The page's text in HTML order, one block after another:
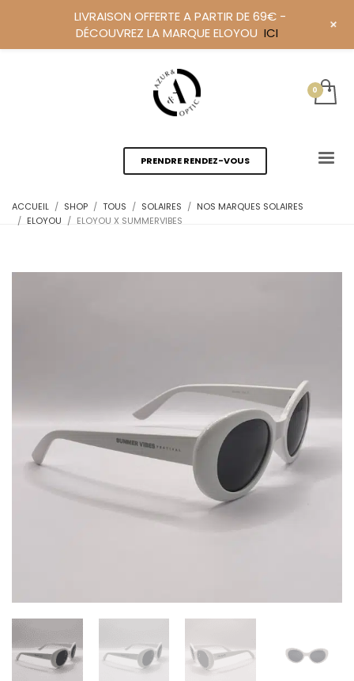
PRENDRE RENDEZ-VOUS
ACCUEIL SHOP TOUS SOLAIRES
NOS MARQUES SOLAIRES
ELOYOU
ELOYOU X SUMMERVIBES
LIVRAISON OFFERTE A PARTIR DE 69€ -
DÉCOUVREZ LA MARQUE ELOYOU ICI +